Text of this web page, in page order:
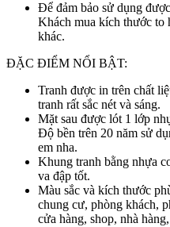
Để đảm bảo sử dụng
Khách mua kích thước
khác.
ĐẶC ĐIỂM NỔI BẬT:
Tranh được in trên chất
tranh rất sắc nét và sáng.
Mặt sau được lót 1 lớp
Độ bền trên 20 năm sử
em nha.
Khung tranh bằng nhựa
va đập tốt.
Màu sắc và kích thước
chung cư, phòng khách,
cửa hàng, shop, nhà